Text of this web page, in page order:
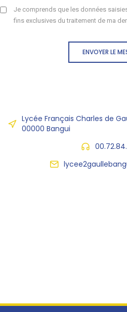
Je comprends que les données
fins exclusives du traitement de ma
ENVOYER LE
Lycée Français Charles de
00000 Bangui